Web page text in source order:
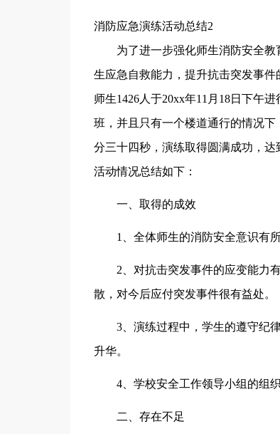
消防应急演练活动总结2
为了进一步强化师生消防安全
生应急自救能力，提升抗击突发事
师生1426人于20xx年11月18日下午
班，并且只有一个楼道通行的情况
分三十四秒，演练取得圆满成功，
活动情况总结如下：
一、取得的成效
1、全体师生的消防安全意识有
2、对抗击突发事件的应变能力
散，对今后应付突发事件很有益处。
3、演练过程中，学生的遵守纪
升华。
4、学校安全工作领导小组的组
二、存在不足